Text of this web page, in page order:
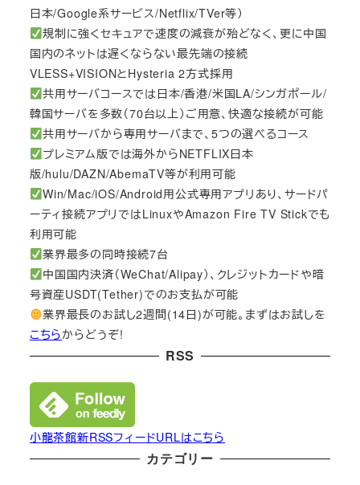
日本/Google系サービス/Netflix/TVer等）
規制に強くセキュアで速度の減衰が殆どなく、更に中国
国内のネットは遅くならない最先端の接続
VLESS+VISIONとHysteria 2方式採用
共用サーバコースでは日本/香港/米国LA/シンガポール/
韓国サーバを多数（70台以上）ご用意、快適な接続が可能
共用サーバから専用サーバまで、5つの選べるコース
プレミアム版では海外からNETFLIX日本
版/hulu/DAZN/AbemaTV等が利用可能
Win/Mac/iOS/Android用公式専用アプリあり、サードパ
ーティ接続アプリではLinuxやAmazon Fire TV Stickでも
利用可能
業界最多の同時接続7台
中国国内決済（WeChat/Alipay）、クレジットカードや暗
号資産USDT(Tether)でのお支払が可能
業界最長のお試し2週間(14日)が可能。まずはお試しを
こちらからどうぞ!
RSS
小龍茶館新RSSフィードURLはこちら
カテゴリー